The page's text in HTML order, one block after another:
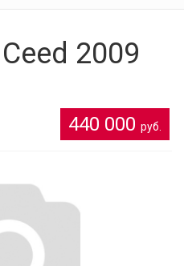
2009
440 000 руб.